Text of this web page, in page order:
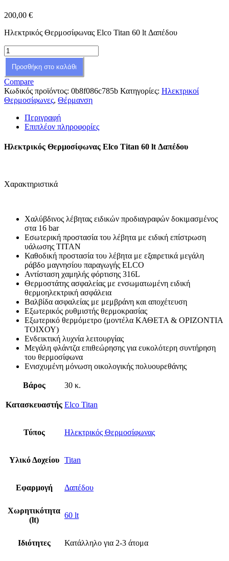
200,00 €
Ηλεκτρικός Θερμοσίφωνας Elco Titan 60 lt Δαπέδου
Ηλεκτρικός
Θερμοσίφωνας
Elco
Titan
60
lt
Δαπέδου
ποσότητα
Προσθήκη στο καλάθι
Compare
Κωδικός προϊόντος: 0b8f086c785b Κατηγορίες: Ηλεκτρικοί
Θερμοσίφωνες, Θέρμανση
Περιγραφή
Επιπλέον πληροφορίες
Ηλεκτρικός Θερμοσίφωνας Elco Titan 60 lt Δαπέδου
Χαρακτηριστικά
Χαλύβδινος λέβητας ειδικών προδιαγραφών δοκιμασμένος
στα 16 bar
Εσωτερική προστασία του λέβητα με ειδική επίστρωση
υάλωσης ΤΙΤΑΝ
Καθοδική προστασία του λέβητα με εξαιρετικά μεγάλη
ράβδο μαγνησίου παραγωγής ELCO
Αντίσταση χαμηλής φόρτισης 316L
Θερμοστάτης ασφαλείας με ενσωματωμένη ειδική
θερμοηλεκτρική ασφάλεια
Βαλβίδα ασφαλείας με μεμβράνη και αποχέτευση
Εξωτερικός ρυθμιστής θερμοκρασίας
Εξωτερικό θερμόμετρο (μοντέλα ΚΑΘΕΤΑ & ΟΡΙΖΟΝΤΙΑ
ΤΟΙΧΟΥ)
Ενδεικτική λυχνία λειτουργίας
Μεγάλη φλάντζα επιθεώρησης για ευκολότερη συντήρηση
του θερμοσίφωνα
Ενισχυμένη μόνωση οικολογικής πολυουρεθάνης
Βάρος 30 κ.
Κατασκευαστής Elco Titan
Τύπος Ηλεκτρικός Θερμοσίφωνας
Υλικό Δοχείου Titan
Εφαρμογή Δαπέδου
Χωρητικότητα
(lt)
60 lt
Ιδιότητες Κατάλληλο για 2-3 άτομα